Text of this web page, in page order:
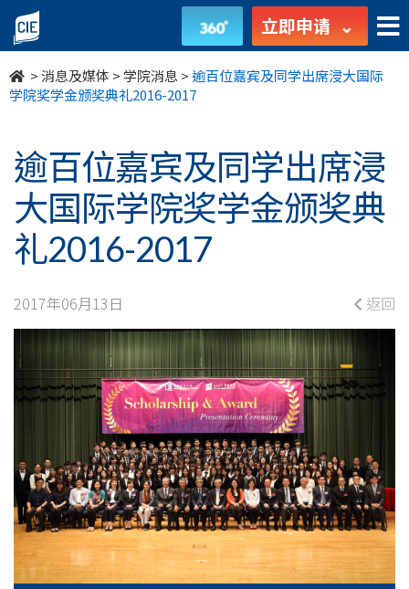
逾
百
位
宾
及
同
学
出
席
浸
大
国
际
学
立即申请
>消息及媒体 >学院消息 >逾百位嘉宾及同学出席浸大国际
学院奖学金颁奖典礼2016-2017
逾百位嘉宾及同学出席浸
大国际学院奖学金颁奖典
礼2016-2017
2017年06月13日 返回